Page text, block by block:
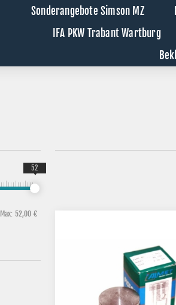
Sonderangebote Simson MZ
IFA PKW Trabant Wartburg
Max: 52,00 €
52